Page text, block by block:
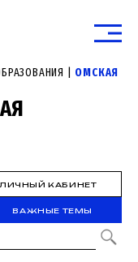
| ОМСКАЯ
ЛИЧНЫЙ КАБИНЕТ
ВАЖНЫЕ ТЕМЫ